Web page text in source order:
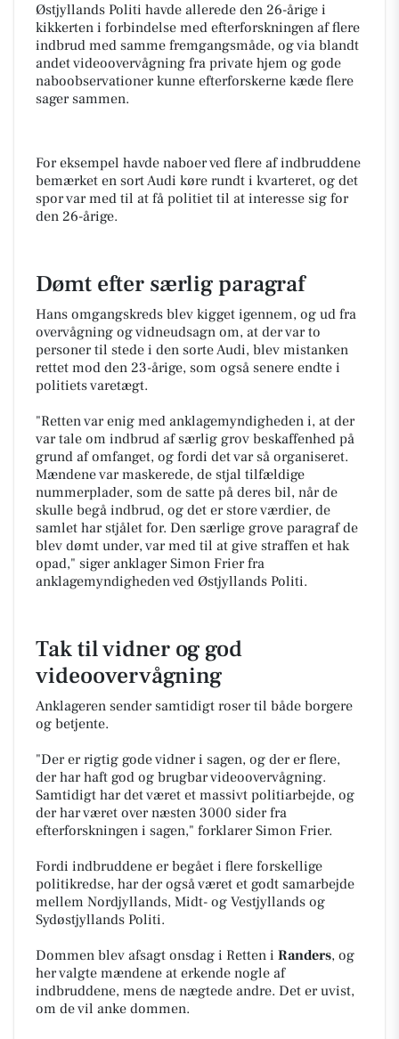
Østjyllands Politi havde allerede den 26-årige i
kikkerten i forbindelse med efterforskningen af flere
indbrud med samme fremgangsmåde, og via blandt
andet videoovervågning fra private hjem og gode
naboobservationer kunne efterforskerne kæde flere
sager sammen.
For eksempel havde naboer ved flere af indbruddene
bemærket en sort Audi køre rundt i kvarteret, og det
spor var med til at få politiet til at interesse sig for
den 26-årige.
Dømt efter særlig paragraf
Hans omgangskreds blev kigget igennem, og ud fra
overvågning og vidneudsagn om, at der var to
personer til stede i den sorte Audi, blev mistanken
rettet mod den 23-årige, som også senere endte i
politiets varetægt.
"Retten var enig med anklagemyndigheden i, at der
var tale om indbrud af særlig grov beskaffenhed på
grund af omfanget, og fordi det var så organiseret.
Mændene var maskerede, de stjal tilfældige
nummerplader, som de satte på deres bil, når de
skulle begå indbrud, og det er store værdier, de
samlet har stjålet for. Den særlige grove paragraf de
blev dømt under, var med til at give straffen et hak
opad," siger anklager Simon Frier fra
anklagemyndigheden ved Østjyllands Politi.
Tak til vidner og god
videoovervågning
Anklageren sender samtidigt roser til både borgere
og betjente.
"Der er rigtig gode vidner i sagen, og der er flere,
der har haft god og brugbar videoovervågning.
Samtidigt har det været et massivt politiarbejde, og
der har været over næsten 3000 sider fra
efterforskningen i sagen," forklarer Simon Frier.
Fordi indbruddene er begået i flere forskellige
politikredse, har der også været et godt samarbejde
mellem Nordjyllands, Midt- og Vestjyllands og
Sydøstjyllands Politi.
Dommen blev afsagt onsdag i Retten i Randers, og
her valgte mændene at erkende nogle af
indbruddene, mens de nægtede andre. Det er uvist,
om de vil anke dommen.